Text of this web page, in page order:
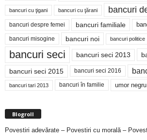
bancuri cu ţigani bancuri cu ţărani bancuri
bancuri despre femei bancuri familiale
bancuri misogine bancuri noi bancuri politice
bancuri seci bancuri seci 2013
bancuri seci 2015 bancuri seci 2016
bancuri tari 2013 bancuri în familie umor negru
Blogroll
Povestiri adevărate – Povestiri cu morală –